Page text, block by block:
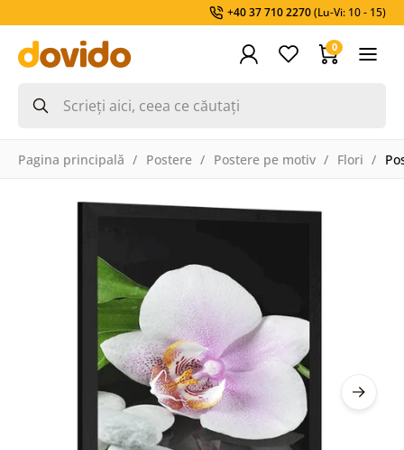
+40 37 710 2270(Lu-Vi: 10 - 15)
0
Pagina principală Postere Postere pe motiv Flori